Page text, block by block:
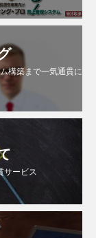
構築まで一気通貫に
サービス